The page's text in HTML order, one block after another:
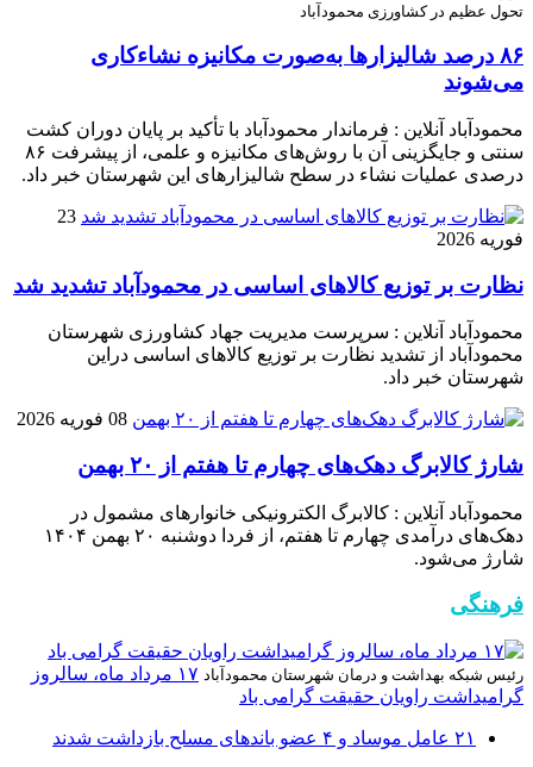
تحول عظیم در کشاورزی محمودآباد
۸۶ درصد شالیزارها به‌صورت مکانیزه نشاءکاری
می‌شوند
محمودآباد آنلاین : فرماندار محمودآباد با تأکید بر پایان دوران کشت
سنتی و جایگزینی آن با روش‌های مکانیزه و علمی، از پیشرفت ۸۶
درصدی عملیات نشاء در سطح شالیزارهای این شهرستان خبر داد.
23
فوریه 2026
نظارت بر توزیع کالا‌های اساسی در محمودآباد تشدید شد
محمودآباد آنلاین : سرپرست مدیریت جهاد کشاورزی شهرستان
محمودآباد از تشدید نظارت بر توزیع کالا‌های اساسی دراین
شهرستان خبر داد.
08 فوریه 2026
شارژ کالابرگ دهک‌های چهارم تا هفتم از ۲۰ بهمن
محمودآباد آنلاین : کالابرگ الکترونیکی خانوار‌های مشمول در
دهک‌های درآمدی چهارم تا هفتم، از فردا دوشنبه ۲۰ بهمن ۱۴۰۴
شارژ می‌شود.
فرهنگی
رئیس شبکه بهداشت و درمان شهرستان محمودآباد
۱۷ مرداد ماه، سالروز
گرامیداشت راویان حقیقت گرامی باد
۲۱ عامل موساد و ۴ عضو باند‌های مسلح بازداشت شدند